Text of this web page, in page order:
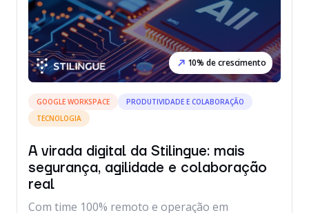
10% de crescimento
GOOGLE WORKSPACE
PRODUTIVIDADE E COLABORAÇÃO
TECNOLOGIA
A virada digital da Stilingue: mais
segurança, agilidade e colaboração
real
Com time 100% remoto e operação em